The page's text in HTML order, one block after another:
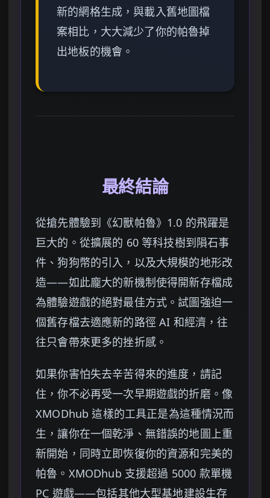
新的網格生成，與載入舊地圖檔
案相比，大大減少了你的帕魯掉
出地板的機會。
最終結論
從搶先體驗到《幻獸帕魯》1.0 的飛躍是
巨大的。從擴展的 60 等科技樹到隕石事
件、狗狗幣的引入，以及大規模的地形改
造——如此龐大的新機制使得開新存檔成
為體驗遊戲的絕對最佳方式。試圖強迫一
個舊存檔去適應新的路徑 AI 和經濟，往
往只會帶來更多的挫折感。
如果你害怕失去辛苦得來的進度，請記
住，你不必再受一次早期遊戲的折磨。像
XMODhub 這樣的工具正是為這種情況而
生，讓你在一個乾淨、無錯誤的地圖上重
新開始，同時立即恢復你的資源和完美的
帕魯。XMODhub 支援超過 5000 款單機
PC 遊戲——包括其他大型基地建設生存